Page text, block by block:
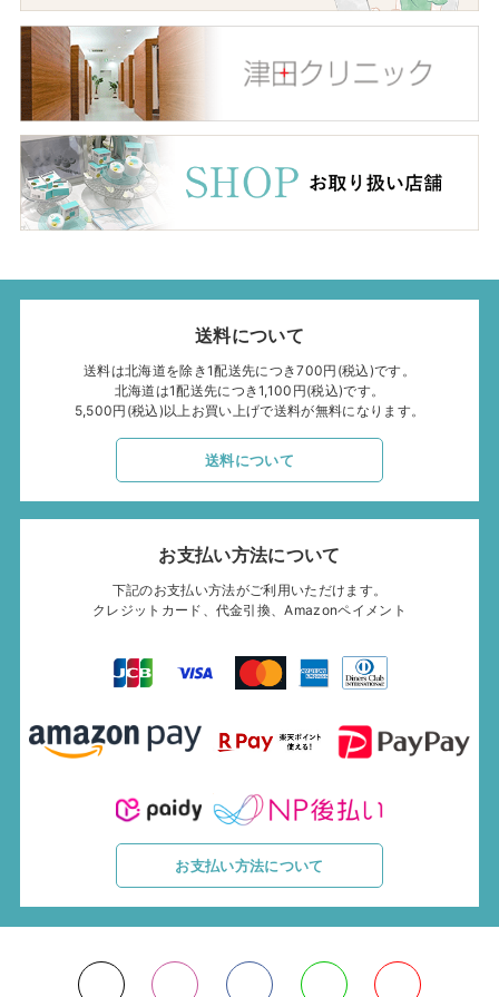
送料について
送料は北海道を除き1配送先につき700円(税込)です。
北海道は1配送先につき1,100円(税込)です。
5,500円(税込)以上お買い上げで送料が無料になります。
送料について
お支払い方法について
下記のお支払い方法がご利用いただけます。
クレジットカード、代金引換、Amazonペイメント
お支払い方法について